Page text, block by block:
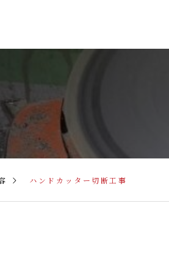
ハンドカッター切断工事